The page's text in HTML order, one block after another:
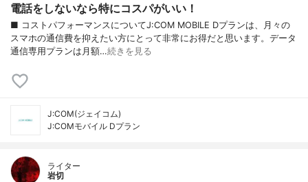
電話をしないなら特にコスパがいい！
■ コストパフォーマンスについてJ:COM MOBILE Dプランは、月々の
スマホの通信費を抑えたい方にとって非常にお得だと思います。データ
通信専用プランは月額…続きを見る
J:COM(ジェイコム)
J:COMモバイル Dプラン
ライター
岩切